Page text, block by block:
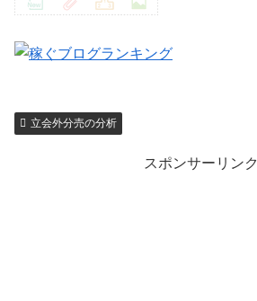
立会外分売の分析
スポンサーリンク